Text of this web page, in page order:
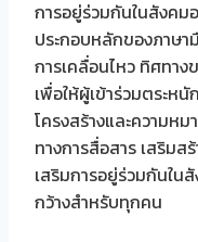
การอยู่ร่วมกันในสังคม
ประกอบหลักของภาษา
การเคลื่อนไหว ทิศทา
เพื่อให้ผู้เข้าร่วมตระห
โครงสร้างและความห
ทางการสื่อสาร เสริมส
เสริมการอยู่ร่วมกันใน
กว้างสำหรับทุกคน